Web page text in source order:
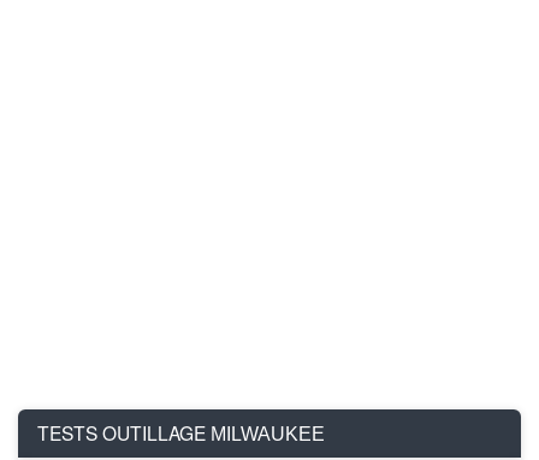
TESTS OUTILLAGE MILWAUKEE